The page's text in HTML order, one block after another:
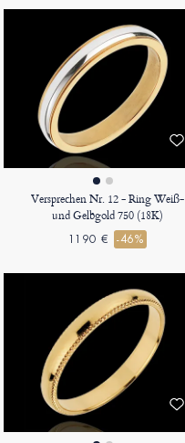
Versprechen Nr. 12 - Ring Weiß-
und Gelbgold 750 (18K)
1190 € -46%